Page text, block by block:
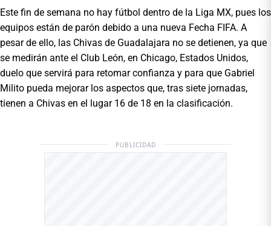
Este fin de semana no hay fútbol dentro de la Liga MX, pues los
equipos están de parón debido a una nueva Fecha FIFA. A
pesar de ello, las Chivas de Guadalajara no se detienen, ya que
se medirán ante el Club León, en Chicago, Estados Unidos,
duelo que servirá para retomar confianza y para que Gabriel
Milito pueda mejorar los aspectos que, tras siete jornadas,
tienen a Chivas en el lugar 16 de 18 en la clasificación.
PUBLICIDAD